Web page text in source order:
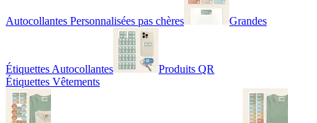
Autocollantes Personnalisées pas chères Grandes
Étiquettes Autocollantes
Produits QR
Étiquettes Vêtements